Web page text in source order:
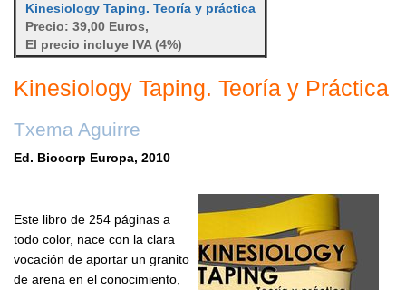
Kinesiology Taping. Teoría y práctica
Precio: 39,00 Euros,
El precio incluye IVA (4%)
Kinesiology Taping. Teoría y Práctica
Txema Aguirre
Ed. Biocorp Europa, 2010
Este libro de 254 páginas a
todo color, nace con la clara
vocación de aportar un granito
de arena en el conocimiento,